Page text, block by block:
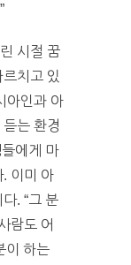
시절 꿈
치고 있
아인과 아
는 환경
에게 마
. 이미 아
. “그 분
람도 어
이 하는